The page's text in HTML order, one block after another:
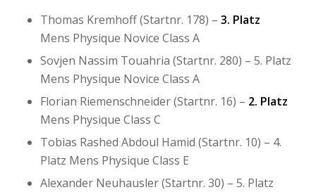
Thomas Kremhoff (Startnr. 178) – 3. Platz
Mens Physique Novice Class A
Sovjen Nassim Touahria (Startnr. 280) – 5. Platz
Mens Physique Novice Class A
Florian Riemenschneider (Startnr. 16) – 2. Platz
Mens Physique Class C
Tobias Rashed Abdoul Hamid (Startnr. 10) – 4.
Platz Mens Physique Class E
Alexander Neuhausler (Startnr. 30) – 5. Platz